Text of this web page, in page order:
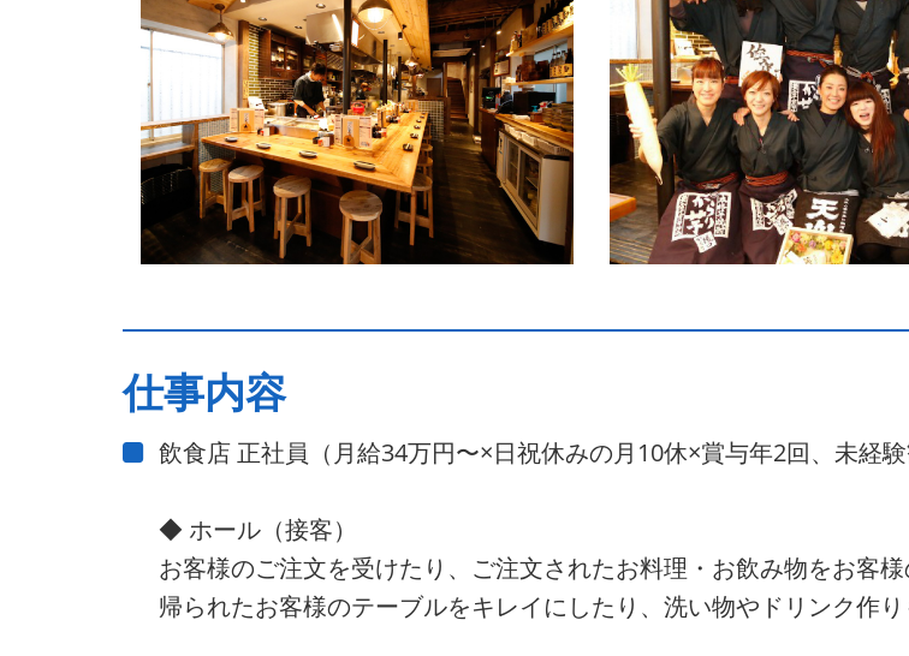
仕事内容
飲食店 正社員（月給34万円〜×日祝休みの月10休×賞与年2回、未経験
◆ ホール（接客）
お客様のご注文を受けたり、ご注文されたお料理・お飲み物をお客様
帰られたお客様のテーブルをキレイにしたり、洗い物やドリンク作り